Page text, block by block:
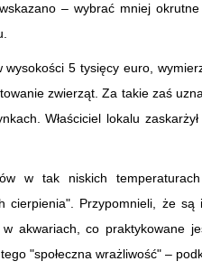
– wybrać mniej
5 tysięcy euro,
zwierząt. Za takie zaś
Właściciel lokalu
w tak niskich
cierpienia". Przypomnieli, że
akwariach, co praktykowane
"społeczna wrażliwość" –